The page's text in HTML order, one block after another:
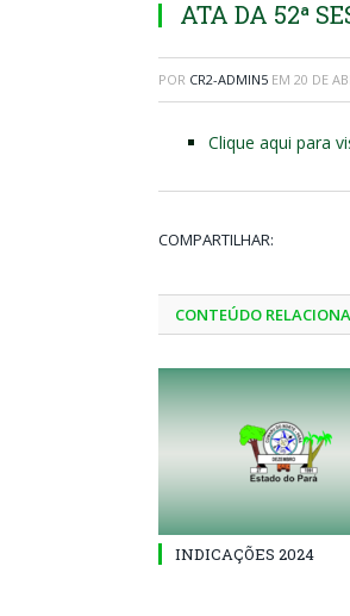
ATA DA 52ª
POR CR2-ADMIN5 EM 20 DE
Clique aqui para
COMPARTILHAR:
CONTEÚDO
INDICAÇÕES 2024